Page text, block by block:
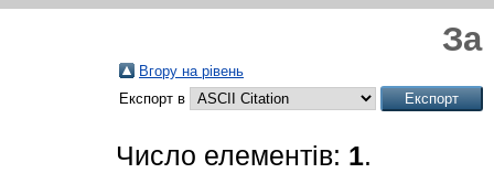
Вгору на рівень
Експорт в
Число елементів: 1.